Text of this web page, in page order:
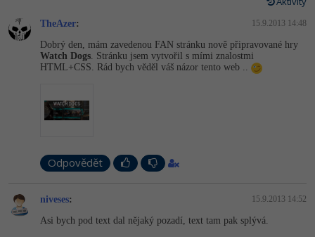
Copywriter
WordPress specialista
Algoritmy
Umělá inteligence (AI) -10%
Fórum
Time management
Windows
Kybernetická bezpečnost
Elektronický podpis
Fórum
Fórum
Příběhy absolventů
Kariéra
TheAzer: 15.9.2013 14:48
Dobrý den, mám zavedenou FAN stránku nově připravované hry
Watch Dogs. Stránku jsem vytvořil s mími znalostmi
HTML+CSS. Rád bych věděl váš názor tento web ..
Odpovědět
niveses: 15.9.2013 14:52
Asi bych pod text dal nějaký pozadí, text tam pak splývá.